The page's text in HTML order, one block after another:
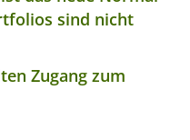
sind nicht
Zugang zum